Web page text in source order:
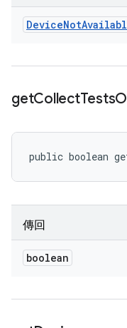
DeviceNot
getCollectTests
public boolean
傳回
boolean